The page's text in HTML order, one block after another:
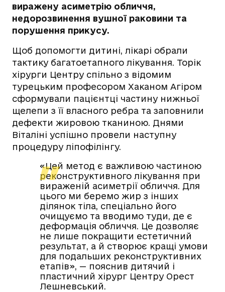
виражену асиметрію обличчя,
недорозвинення вушної раковини та
порушення прикусу.
Щоб допомогти дитині, лікарі обрали
тактику багатоетапного лікування. Торік
хірурги Центру спільно з відомим
турецьким професором Хаканом Агіром
сформували пацієнтці частину нижньої
щелепи з її власного ребра та заповнили
дефекти жировою тканиною. Днями
Віталіні успішно провели наступну
процедуру ліпофілінгу.
«Цей метод є важливою частиною
реконструктивного лікування при
вираженій асиметрії обличчя. Для
цього ми беремо жир з інших
ділянок тіла, спеціально його
очищуємо та вводимо туди, де є
деформація обличчя. Це дозволяє
не лише покращити естетичний
результат, а й створює кращі умови
для подальших реконструктивних
етапів», — пояснив дитячий і
пластичний хірург Центру Орест
Лешневський.